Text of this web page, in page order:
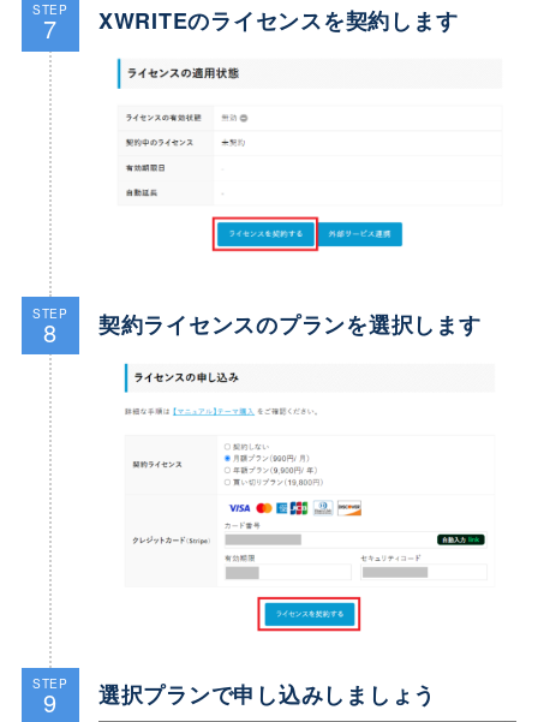
STEP
7 XWRITEのライセンスを契約します
STEP
8 契約ライセンスのプランを選択します
STEP
9 選択プランで申し込みしましょう